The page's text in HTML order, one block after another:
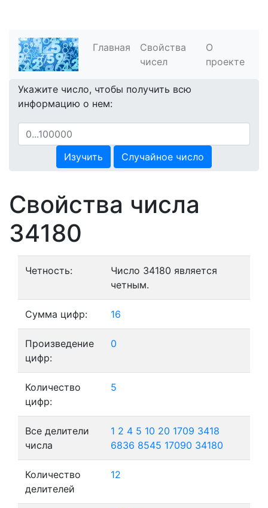
Главная
Свойства
чисел
О
проекте
Укажите число, чтобы получить всю
информацию о нем:
Изучить Случайное число
Свойства числа
34180
Четность:
Число 34180 является
четным.
Сумма цифр: 16
Произведение
цифр:
0
Количество
цифр:
5
Все делители
числа
1 2 4 5 10 20 1709 3418
6836 8545 17090 34180
Количество
делителей
12